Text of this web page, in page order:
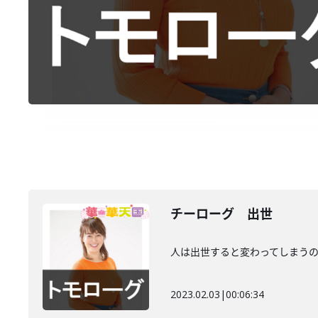
チーローグ 出世
人は出世すると変わってしまう
2023.02.03 |00:06:34